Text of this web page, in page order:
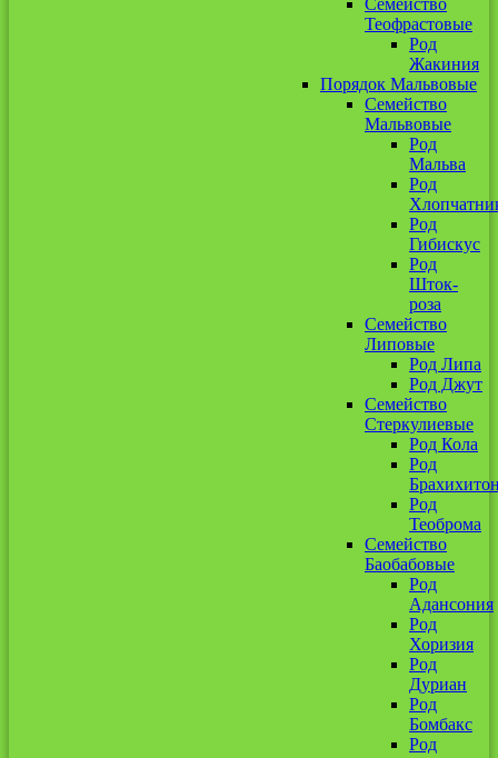
Семейство
Теофрастовые
Род
Жакиния
Порядок Мальвовые
Семейство
Мальвовые
Род
Мальва
Род
Род
Гибискус
Род
Шток-
роза
Семейство
Липовые
Род Липа
Род Джут
Семейство
Стеркулиевые
Род Кола
Род
Род
Теоброма
Семейство
Баобабовые
Род
Адансония
Род
Хоризия
Род
Дуриан
Род
Бомбакс
Род